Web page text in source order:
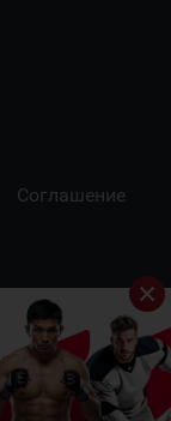
Соглашение